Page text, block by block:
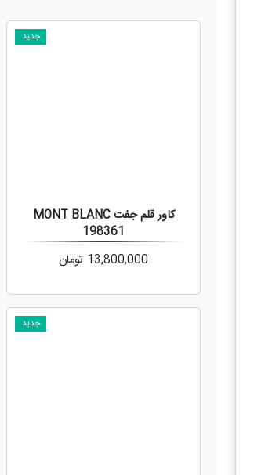
جدید
کاور قلم جفت MONT BLANC
198361
13,800,000 تومان
جدید